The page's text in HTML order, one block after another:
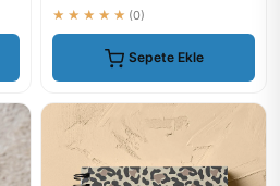
★★★★★ (0)
Sepete Ekle